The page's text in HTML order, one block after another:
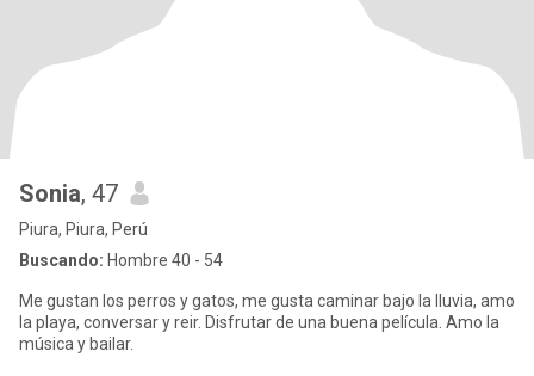
Sonia, 47
Piura, Piura, Perú
Buscando: Hombre 40 - 54
Me gustan los perros y gatos, me gusta caminar bajo la lluvia, amo
la playa, conversar y reir. Disfrutar de una buena película. Amo la
música y bailar.